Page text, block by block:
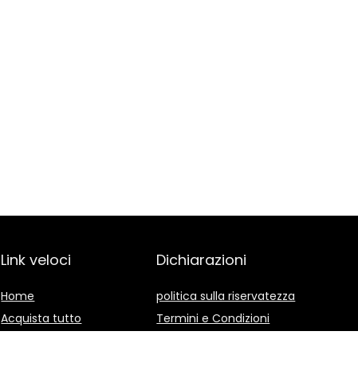
Link veloci
Home
Acquista tutto
Dichiarazioni
politica sulla riservatezza
Termini e Condizioni